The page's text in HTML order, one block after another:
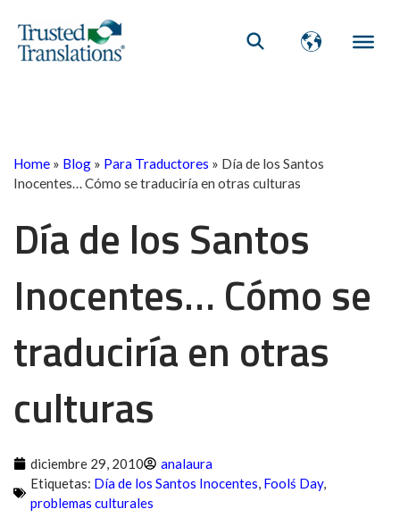
Home » Blog » Para Traductores » Día de los Santos
Inocentes… Cómo se traduciría en otras culturas
Día de los Santos
Inocentes… Cómo se
traduciría en otras
culturas
diciembre 29, 2010
analaura
Etiquetas: Día de los Santos Inocentes, Foolś Day,
problemas culturales